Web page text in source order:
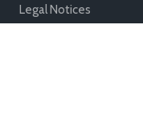
Legal Notices